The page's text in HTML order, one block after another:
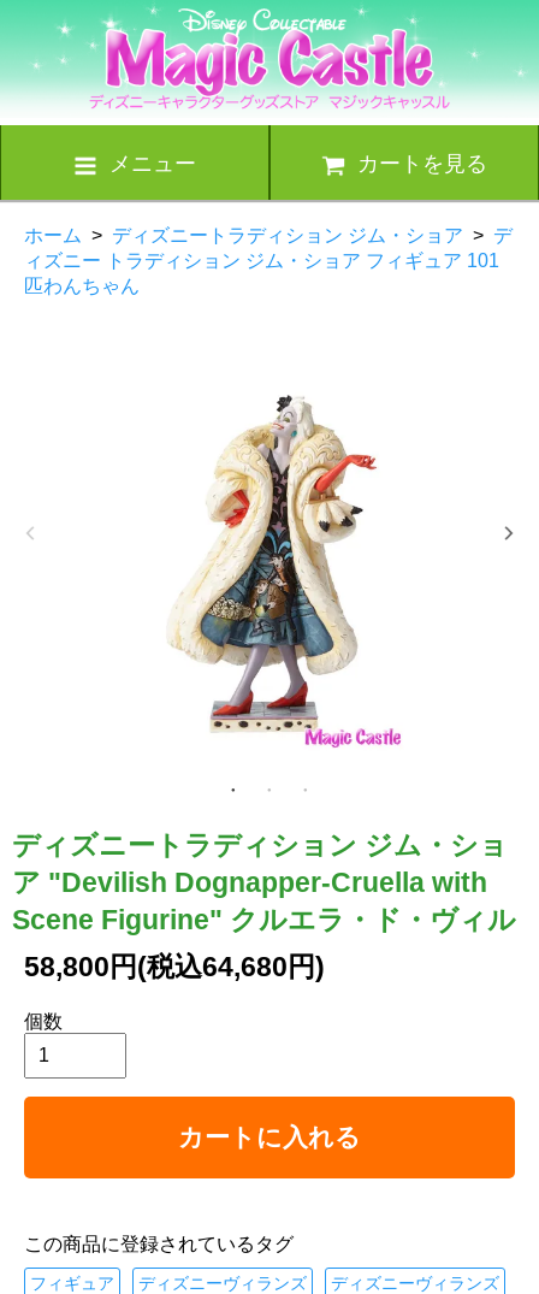
メニュー カートを見る
ホーム > ディズニートラディション ジム・ショア > デ
ィズニー トラディション ジム・ショア フィギュア 101
匹わんちゃん
ディズニートラディション ジム・ショ
ア "Devilish Dognapper-Cruella with
Scene Figurine" クルエラ・ド・ヴィル
58,800円(税込64,680円)
個数
カートに入れる
この商品に登録されているタグ
フィギュア ディズニーヴィランズ ディズニーヴィランズ